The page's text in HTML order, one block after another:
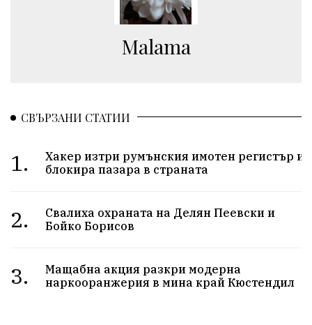
Malama
СВЪРЗАНИ СТАТИИ
1.
Хакер изтри румънския имотен регистър и
блокира пазара в страната
2.
Свалиха охраната на Делян Пеевски и
Бойко Борисов
3.
Мащабна акция разкри модерна
наркооранжерия в мина край Кюстендил